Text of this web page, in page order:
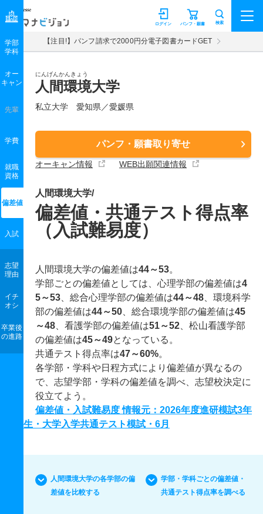
マナビジョン パンフ・願書
ログイン 検索
【注目!】パンフ請求で2000円分電子図書カードGET
にんげんかんきょう
人間環境大学
私立大学 愛知県／愛媛県
パンフ・願書取り寄せ
オーキャン情報 WEB出願関連情報
学部
学科
オー
キャン
先輩
学費
就職
資格
偏差値
入試
志望
理由
イチ
オシ
卒業後
の進路
人間環境大学/
偏差値・共通テスト得点率
（入試難易度）
人間環境大学の偏差値は44～53。
学部ごとの偏差値としては、心理学部の偏差値は4
5～53 、総合心理学部の偏差値は44～48 、環境科学
部の偏差値は44～50 、総合環境学部の偏差値は45
～48 、看護学部の偏差値は51～52 、​松山看護学部​
の偏差値は45～49となっている。
共通テスト得点率は47～60%。
各学部・学科や日程方式により偏差値が異なるの
で、志望学部・学科の偏差値を調べ、志望校決定に
役立てよう。
偏差値・入試難易度 情報元：2026年度進研模試3年
生・大学入学共通テスト模試・6月
人間環境大学の各学部の偏
差値を比較する
学部・学科ごとの偏差値・
共通テスト得点率を調べる